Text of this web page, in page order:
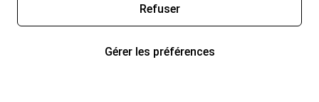
Refuser
Gérer les préférences